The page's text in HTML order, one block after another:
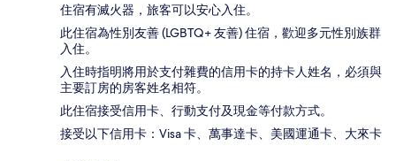
住宿有滅火器，旅客可以安心入住。
此住宿為性別友善 (LGBTQ+ 友善) 住宿，歡迎多元性別族群
入住。
入住時指明將用於支付雜費的信用卡的持卡人姓名，必須與
主要訂房的房客姓名相符。
此住宿接受信用卡、行動支付及現金等付款方式。
接受以下信用卡：Visa 卡、萬事達卡、美國運通卡、大來卡